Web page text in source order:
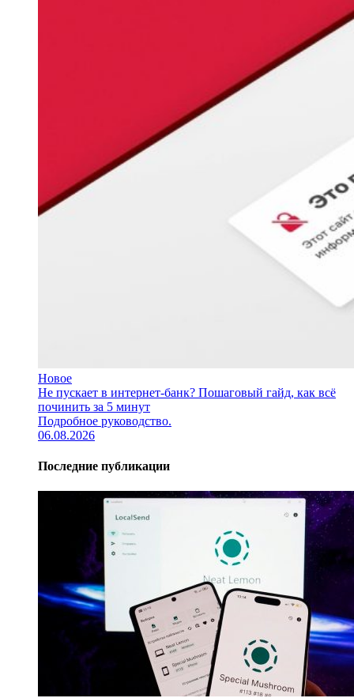
Новое
Не пускает в интернет-банк? Пошаговый гайд, как всё
починить за 5 минут
Подробное руководство.
06.08.2026
Последние публикации